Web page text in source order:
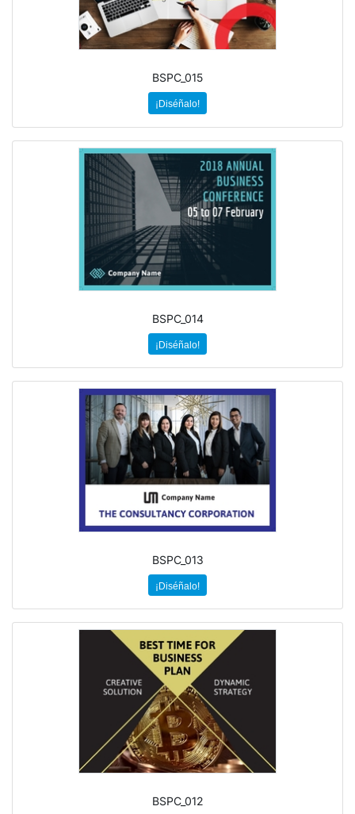
BSPC_015
¡Diséñalo!
BSPC_014
¡Diséñalo!
BSPC_013
¡Diséñalo!
BSPC_012